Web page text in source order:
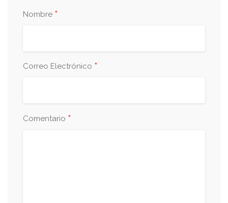
Nombre *
Correo Electrónico *
Comentario *